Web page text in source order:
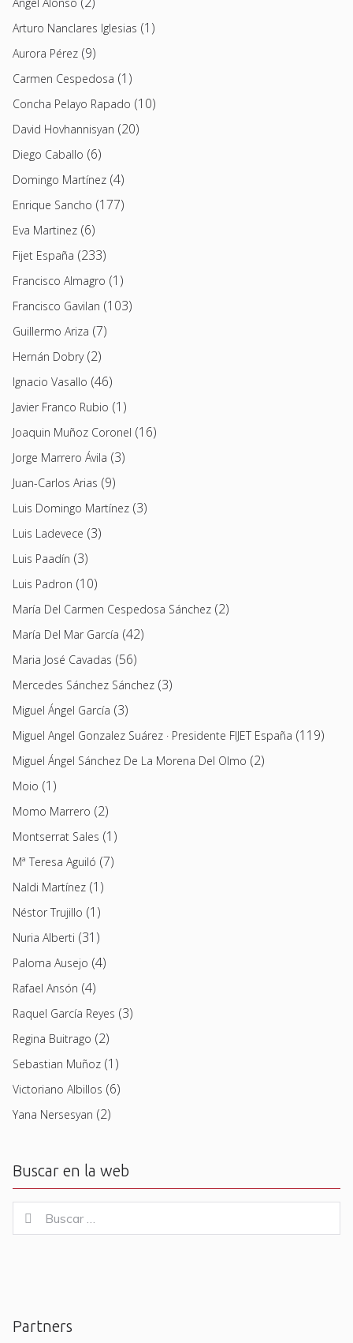
Arturo Nanclares Iglesias (1)
Aurora Pérez (9)
Carmen Cespedosa (1)
Concha Pelayo Rapado (10)
David Hovhannisyan (20)
Diego Caballo (6)
Domingo Martínez (4)
Enrique Sancho (177)
Eva Martinez (6)
Fijet España (233)
Francisco Almagro (1)
Francisco Gavilan (103)
Guillermo Ariza (7)
Hernán Dobry(2)
Ignacio Vasallo (46)
Javier Franco Rubio (1)
Joaquin Muñoz Coronel (16)
Jorge Marrero Ávila (3)
Juan-Carlos Arias (9)
Luis Domingo Martínez (3)
Luis Ladevece (3)
Luis Paadín (3)
Luis Padron (10)
María Del Carmen Cespedosa Sánchez (2)
María Del Mar García (42)
Maria José Cavadas (56)
Mercedes Sánchez Sánchez (3)
Miguel Ángel García (3)
Miguel Angel Gonzalez Suárez · Presidente FIJET España (119)
Miguel Ángel Sánchez De La Morena Del Olmo (2)
Moio (1)
Momo Marrero (2)
Montserrat Sales (1)
Mª Teresa Aguiló (7)
Naldi Martínez (1)
Néstor Trujillo (1)
Nuria Alberti (31)
Paloma Ausejo (4)
Rafael Ansón (4)
Raquel García Reyes (3)
Regina Buitrago (2)
Sebastian Muñoz (1)
Victoriano Albillos (6)
Yana Nersesyan (2)
Buscar en la web
for:
Buscar
Partners